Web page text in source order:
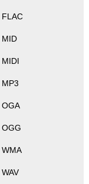
FLAC
MID
MIDI
MP3
OGA
OGG
WMA
WAV